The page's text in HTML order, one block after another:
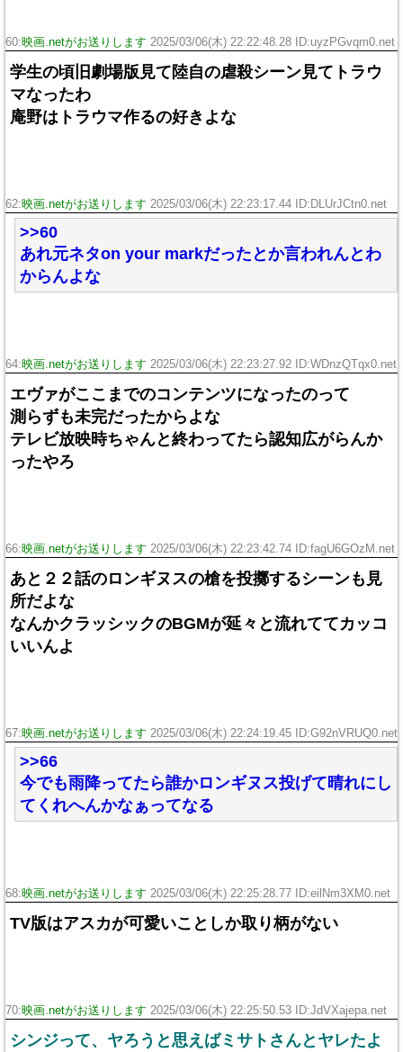
60:映画.netがお送りします 2025/03/06(木) 22:22:48.28 ID:uyzPGvqm0.net
学生の頃旧劇場版見て陸自の虐殺シーン見てトラウ
マなったわ
庵野はトラウマ作るの好きよな
62:映画.netがお送りします 2025/03/06(木) 22:23:17.44 ID:DLUrJCtn0.net
>>60
あれ元ネタon your markだったとか言われんとわ
からんよな
64:映画.netがお送りします 2025/03/06(木) 22:23:27.92 ID:WDnzQTqx0.net
エヴァがここまでのコンテンツになったのって
測らずも未完だったからよな
テレビ放映時ちゃんと終わってたら認知広がらんか
ったやろ
66:映画.netがお送りします 2025/03/06(木) 22:23:42.74 ID:fagU6GOzM.net
あと２２話のロンギヌスの槍を投擲するシーンも見
所だよな
なんかクラッシックのBGMが延々と流れててカッコ
いいんよ
67:映画.netがお送りします 2025/03/06(木) 22:24:19.45 ID:G92nVRUQ0.net
>>66
今でも雨降ってたら誰かロンギヌス投げて晴れにし
てくれへんかなぁってなる
68:映画.netがお送りします 2025/03/06(木) 22:25:28.77 ID:eilNm3XM0.net
TV版はアスカが可愛いことしか取り柄がない
70:映画.netがお送りします 2025/03/06(木) 22:25:50.53 ID:JdVXajepa.net
シンジって、ヤろうと思えばミサトさんとヤレたよ